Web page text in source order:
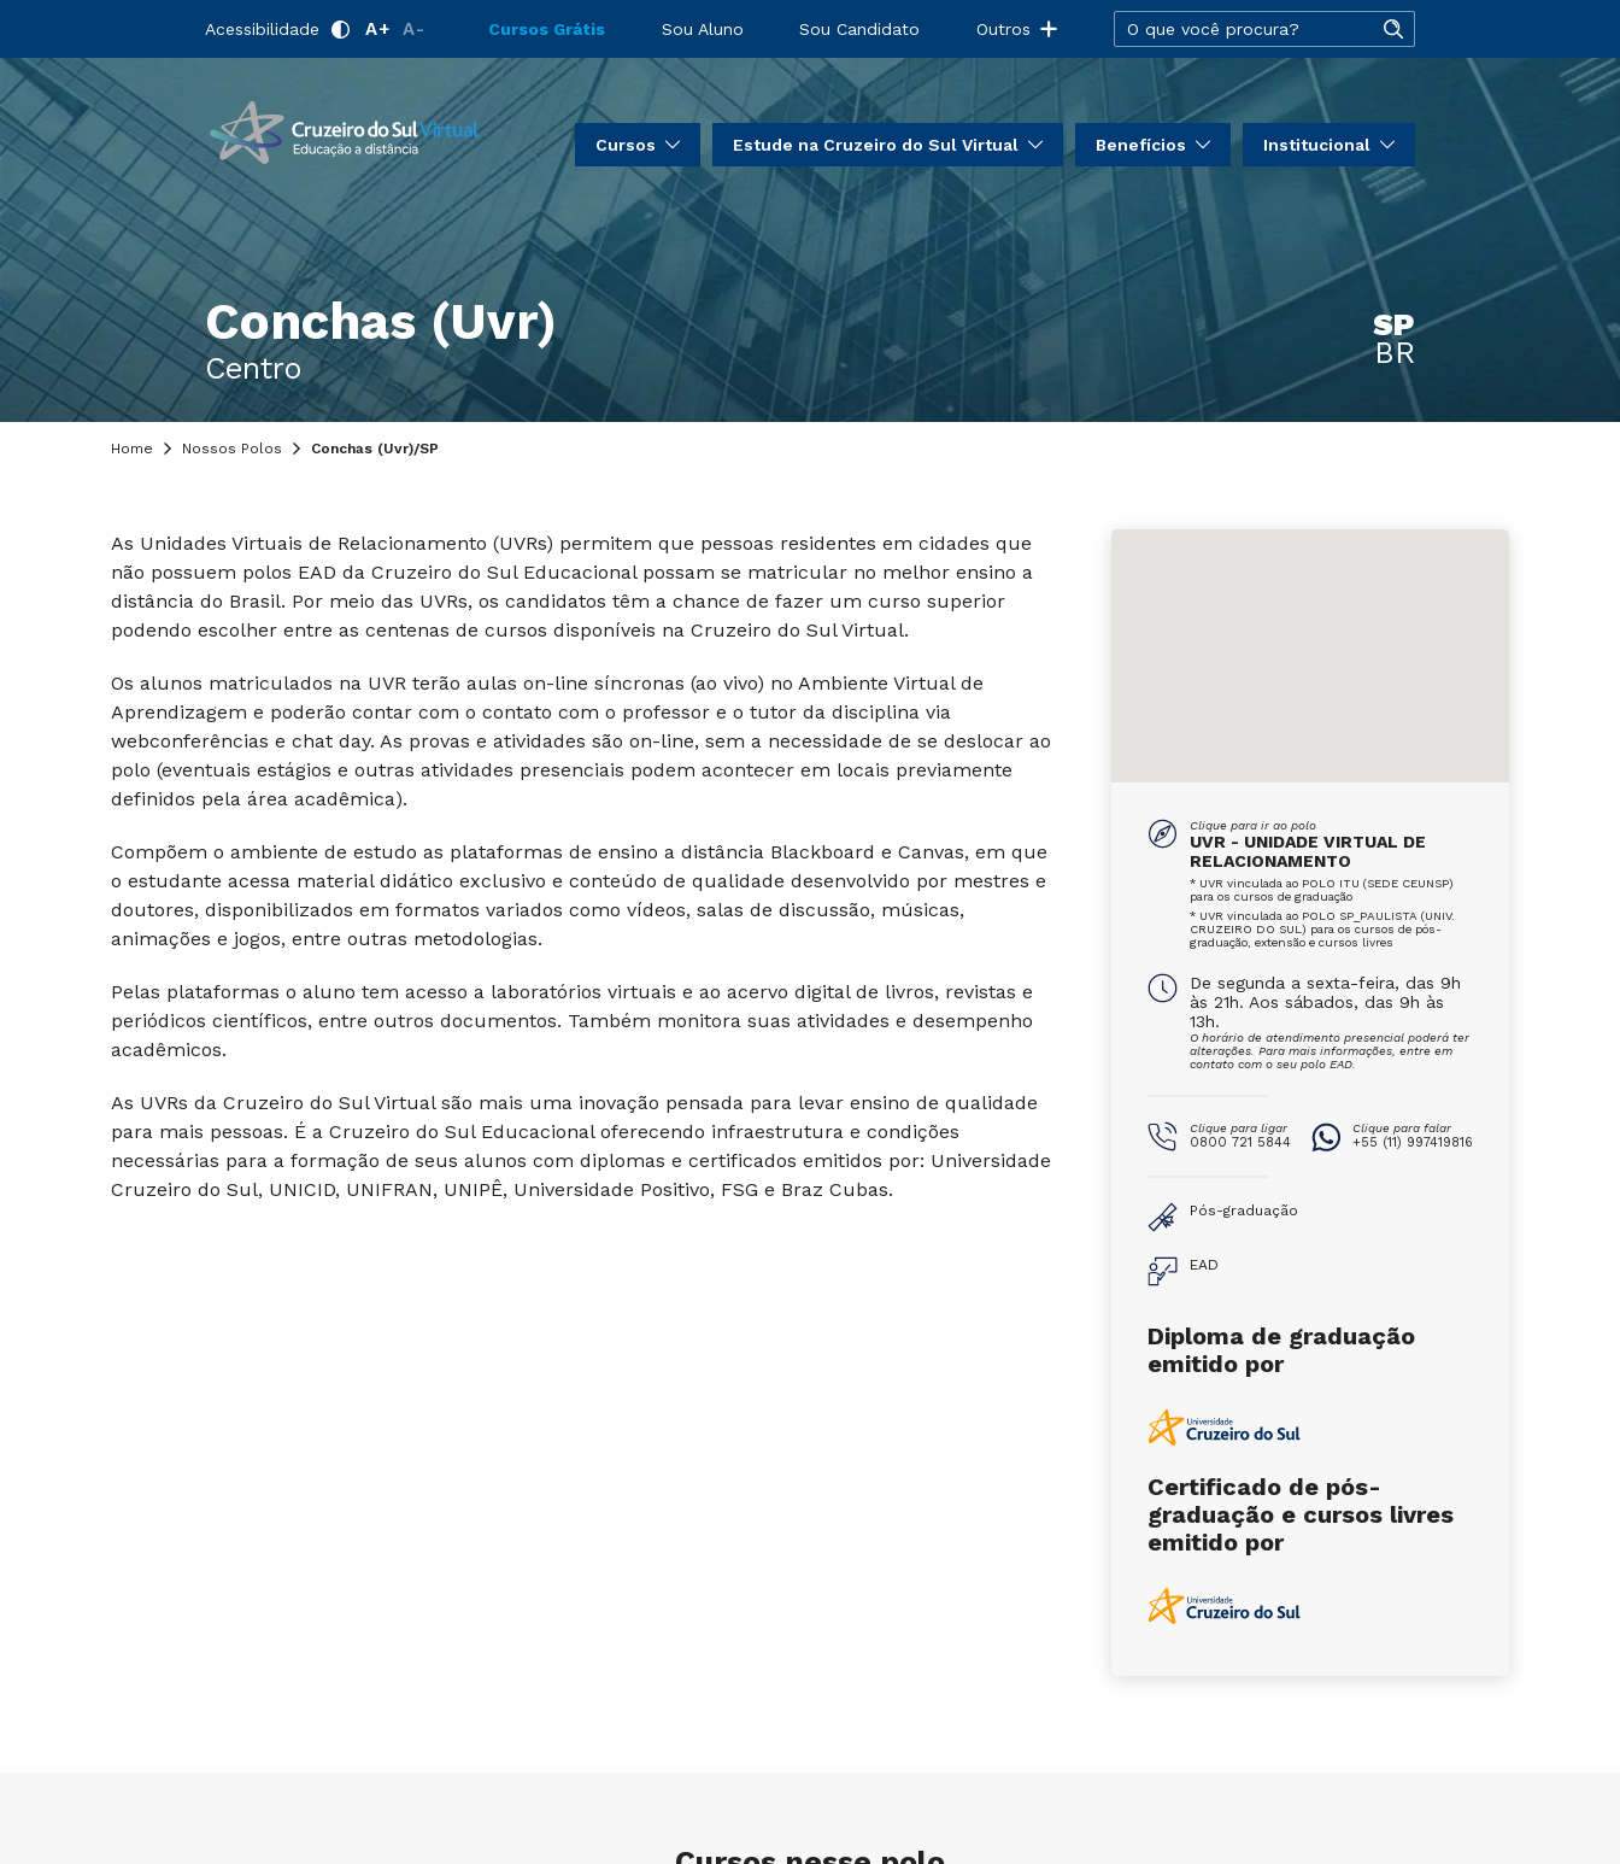
Acessibilidade A+ A- Cursos Grátis Sou Aluno Sou Candidato Outros
Cursos Estude na Cruzeiro do Sul Virtual Benefícios Institucional
Conchas (Uvr)
Centro
SP
BR
Home Nossos Polos Conchas (Uvr)/SP
As Unidades Virtuais de Relacionamento (UVRs) permitem que pessoas residentes em cidades que
não possuem polos EAD da Cruzeiro do Sul Educacional possam se matricular no melhor ensino a
distância do Brasil. Por meio das UVRs, os candidatos têm a chance de fazer um curso superior
podendo escolher entre as centenas de cursos disponíveis na Cruzeiro do Sul Virtual.
Os alunos matriculados na UVR terão aulas on-line síncronas (ao vivo) no Ambiente Virtual de
Aprendizagem e poderão contar com o contato com o professor e o tutor da disciplina via
webconferências e chat day. As provas e atividades são on-line, sem a necessidade de se deslocar ao
polo (eventuais estágios e outras atividades presenciais podem acontecer em locais previamente
definidos pela área acadêmica).
Compõem o ambiente de estudo as plataformas de ensino a distância Blackboard e Canvas, em que
o estudante acessa material didático exclusivo e conteúdo de qualidade desenvolvido por mestres e
doutores, disponibilizados em formatos variados como vídeos, salas de discussão, músicas,
animações e jogos, entre outras metodologias.
Pelas plataformas o aluno tem acesso a laboratórios virtuais e ao acervo digital de livros, revistas e
periódicos científicos, entre outros documentos. Também monitora suas atividades e desempenho
acadêmicos.
As UVRs da Cruzeiro do Sul Virtual são mais uma inovação pensada para levar ensino de qualidade
para mais pessoas. É a Cruzeiro do Sul Educacional oferecendo infraestrutura e condições
necessárias para a formação de seus alunos com diplomas e certificados emitidos por: Universidade
Cruzeiro do Sul, UNICID, UNIFRAN, UNIPÊ, Universidade Positivo, FSG e Braz Cubas.
Clique para ir ao polo
UVR - UNIDADE VIRTUAL DE
RELACIONAMENTO
* UVR vinculada ao POLO ITU (SEDE CEUNSP)
para os cursos de graduação
* UVR vinculada ao POLO SP_PAULISTA (UNIV.
CRUZEIRO DO SUL) para os cursos de pós-
graduação, extensão e cursos livres
De segunda a sexta-feira, das 9h
às 21h. Aos sábados, das 9h às
13h.
O horário de atendimento presencial poderá ter
alterações. Para mais informações, entre em
contato com o seu polo EAD.
Clique para ligar
0800 721 5844
Clique para falar
+55 (11) 997419816
Pós-graduação
EAD
Diploma de graduação
emitido por
Certificado de pós-
graduação e cursos livres
emitido por